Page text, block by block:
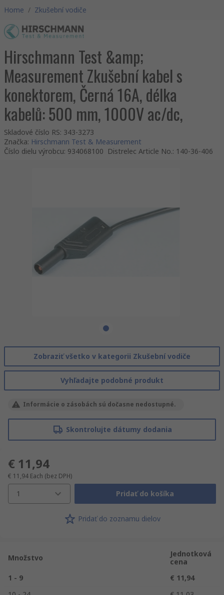
Home / Zkušební vodiče
Hirschmann Test &amp;
Measurement Zkušební kabel s
konektorem, Černá 16A, délka
kabelů: 500 mm, 1000V ac/dc,
Skladové číslo RS: 343-3273
Značka: Hirschmann Test & Measurement
Číslo dielu výrobcu: 934068100 Distrelec Article No.: 140-36-406
Zobraziť všetko v kategorii Zkušební vodiče
Vyhľadajte podobné produkt
Informácie o zásobách sú dočasne nedostupné.
Skontrolujte dátumy dodania
€ 11,94
€ 11,94 Each (bez DPH)
1 Pridať do košíka
Pridať do zoznamu dielov
Množstvo
Jednotková
cena
1 - 9
€ 11,94